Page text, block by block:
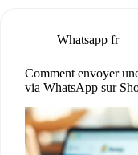
Whatsapp fr
Comment envoyer
via WhatsApp sur